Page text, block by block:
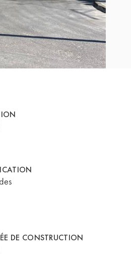
DE CONSTRUCTION